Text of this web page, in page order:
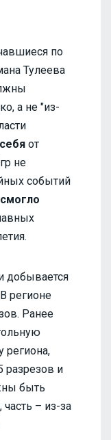
по
Тулеева
а не "из-
от
не
событий
добывается
регионе
Ранее
региона,
разрезов и
быть
– из-за